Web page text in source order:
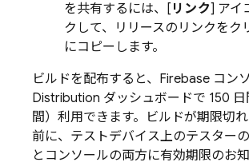
を共有するには、[ リンク] アイ
クして、リリースのリンクをク
にコピーします。
ビルドを配布すると、 Firebase コン
Distribution ダッシュボードで 150
間）利用できます。ビルドが期限切
前に、テストデバイス上のテスター
とコンソールの両方に有効期限のお